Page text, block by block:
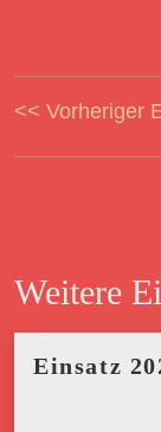
<< Vorheriger
Weitere
Einsatz